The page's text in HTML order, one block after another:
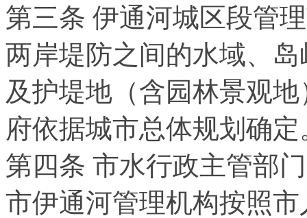
第三条 伊通河城区段管
两岸堤防之间的水域、
及护堤地（含园林景观
府依据城市总体规划确定
第四条 市水行政主管部
市伊通河管理机构按照